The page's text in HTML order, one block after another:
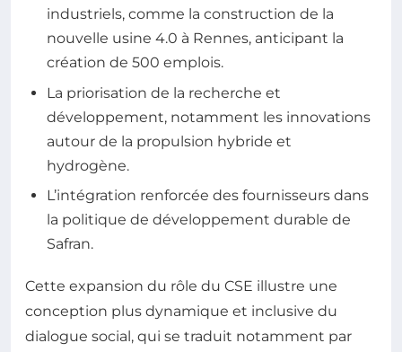
industriels, comme la construction de la
nouvelle usine 4.0 à Rennes, anticipant la
création de 500 emplois.
La priorisation de la recherche et
développement, notamment les innovations
autour de la propulsion hybride et
hydrogène.
L’intégration renforcée des fournisseurs dans
la politique de développement durable de
Safran.
Cette expansion du rôle du CSE illustre une
conception plus dynamique et inclusive du
dialogue social, qui se traduit notamment par